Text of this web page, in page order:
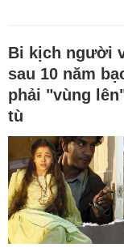
Bi kịch người
sau 10 năm
phải "vùng
tù